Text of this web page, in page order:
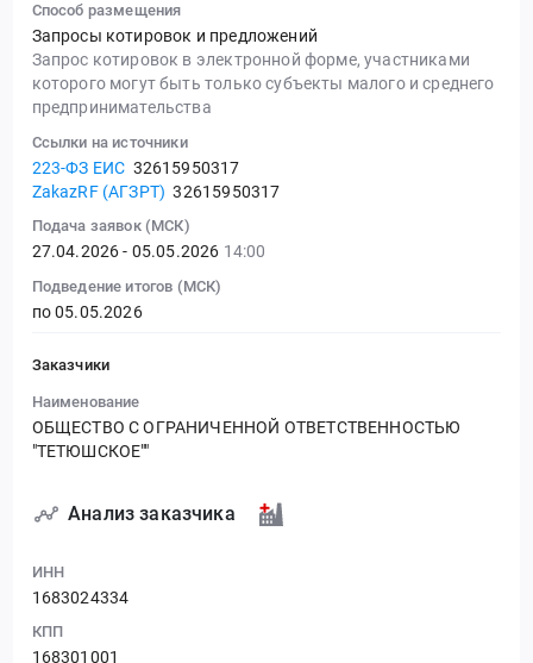
Способ размещения
Запросы котировок и предложений
Запрос котировок в электронной форме, участниками
которого могут быть только субъекты малого и среднего
предпринимательства
Ссылки на источники
223-ФЗ ЕИС 32615950317
ZakazRF (АГЗРТ) 32615950317
Подача заявок (МСК)
27.04.2026 - 05.05.2026 14:00
Подведение итогов (МСК)
по 05.05.2026
Заказчики
Наименование
ОБЩЕСТВО С ОГРАНИЧЕННОЙ ОТВЕТСТВЕННОСТЬЮ
"ТЕТЮШСКОЕ""
Анализ заказчика
ИНН
1683024334
КПП
168301001